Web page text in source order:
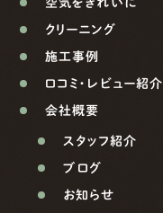
空気をきれいに
クリーニング
施工事例
口コミ・レビュー紹介
会社概要
スタッフ紹介
ブログ
お知らせ